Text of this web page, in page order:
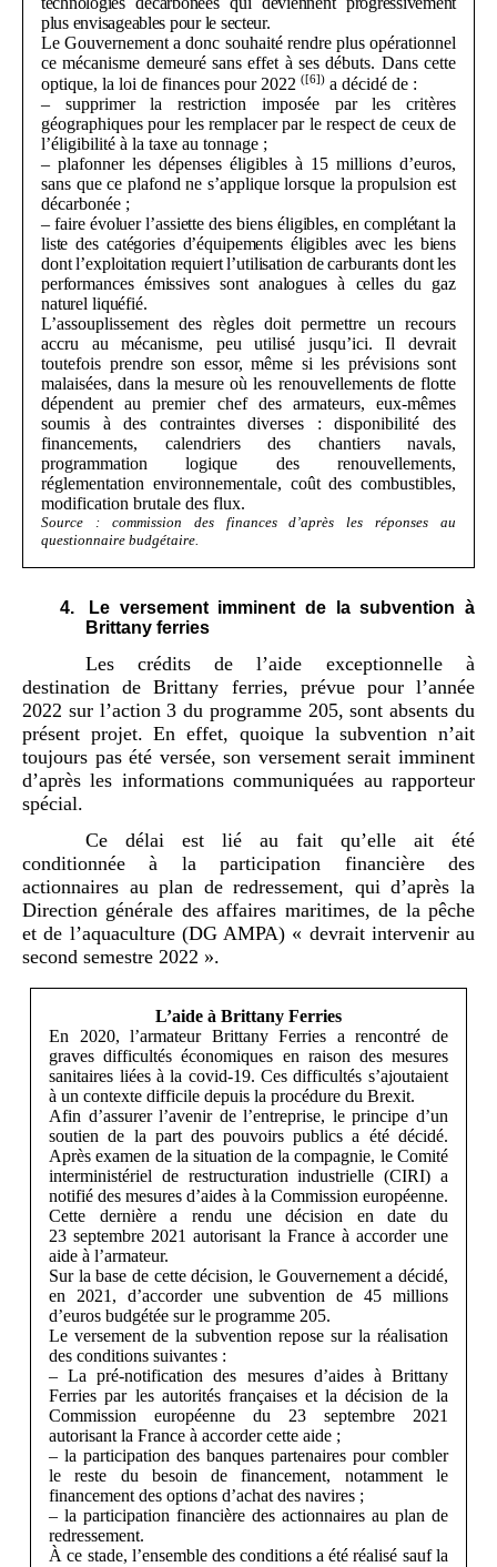
plus envisageables pour le secteur.
Le Gouvernement a donc souhaité rendre plus opérationnel
ce mécanisme demeuré sans effet à ses débuts. Dans cette
optique, la loi de finances pour 2022 ([6]) a décidé de :
– supprimer la restriction imposée par les critères
géographiques pour les remplacer par le respect de ceux de
l’éligibilité à la taxe au tonnage ;
– plafonner les dépenses éligibles à 15 millions d’euros,
sans que ce plafond ne s’applique lorsque la propulsion est
décarbonée ;
– faire évoluer l’assiette des biens éligibles, en complétant la
liste des catégories d’équipements éligibles avec les biens
dont l’exploitation requiert l’utilisation de carburants dont les
performances émissives sont analogues à celles du gaz
naturel liquéfié.
L’assouplissement des règles doit permettre un recours
accru au mécanisme, peu utilisé jusqu’ici. Il devrait
toutefois prendre son essor, même si les prévisions sont
malaisées, dans la mesure où les renouvellements de flotte
dépendent au premier chef des armateurs, eux-mêmes
soumis à des contraintes diverses : disponibilité des
financements, calendriers des chantiers navals,
programmation logique des renouvellements,
réglementation environnementale, coût des combustibles,
modification brutale des flux.
Source : commission des finances d’après les réponses au
questionnaire budgétaire.
4.
Le versement imminent de la subvention à
Brittany ferries
Les crédits de l’aide exceptionnelle à
destination de Brittany ferries, prévue pour l’année
2022 sur l’action 3 du programme 205, sont absents du
présent projet. En effet, quoique la subvention n’ait
toujours pas été versée, son versement serait imminent
d’après les informations communiquées au rapporteur
spécial.
Ce délai est lié au fait qu’elle ait été
conditionnée à la participation financière des
actionnaires au plan de redressement, qui d’après la
Direction générale des affaires maritimes, de la pêche
et de l’aquaculture (DG AMPA) « devrait intervenir au
second semestre 2022 ».
L’aide à Brittany Ferries
En 2020, l’armateur Brittany Ferries a rencontré de
graves difficultés économiques en raison des mesures
sanitaires liées à la covid‑19. Ces difficultés s’ajoutaient
à un contexte difficile depuis la procédure du Brexit.
Afin d’assurer l’avenir de l’entreprise, le principe d’un
soutien de la part des pouvoirs publics a été décidé.
Après examen de la situation de la compagnie, le Comité
interministériel de restructuration industrielle (CIRI) a
notifié des mesures d’aides à la Commission européenne.
Cette dernière a rendu une décision en date du
23 septembre 2021 autorisant la France à accorder une
aide à l’armateur.
Sur la base de cette décision, le Gouvernement a décidé,
en 2021, d’accorder une subvention de 45 millions
d’euros budgétée sur le programme 205.
Le versement de la subvention repose sur la réalisation
des conditions suivantes :
– La pré-notification des mesures d’aides à Brittany
Ferries par les autorités françaises et la décision de la
Commission européenne du 23 septembre 2021
autorisant la France à accorder cette aide ;
– la participation des banques partenaires pour combler
le reste du besoin de financement, notamment le
financement des options d’achat des navires ;
– la participation financière des actionnaires au plan de
redressement.
À ce stade, l’ensemble des conditions a été réalisé sauf la